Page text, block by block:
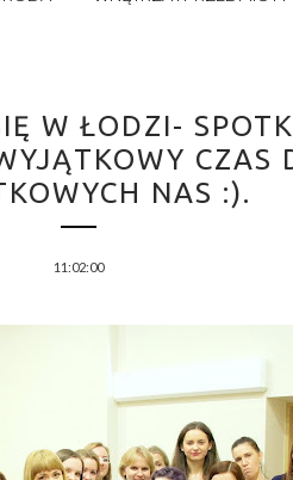
W ŁODZI-
CZAS
NAS :).
11:02:00